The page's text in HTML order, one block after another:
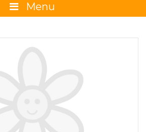
Menu
La boutique
et évènements